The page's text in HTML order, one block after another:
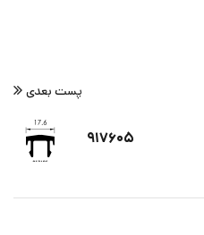
پست بعدی
۹۱۷۶۰۵